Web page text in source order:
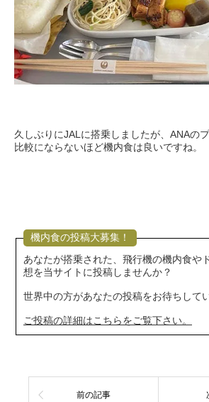
久しぶりにJALに搭乗しましたが、ANAの
比較にならないほど機内食は良いですね。
機内食の投稿大募集！
あなたが搭乗された、飛行機の機内食や
想を当サイトに投稿しませんか？
世界中の方があなたの投稿をお待ちして
ご投稿の詳細はこちらをご覧下さい。
前の記事